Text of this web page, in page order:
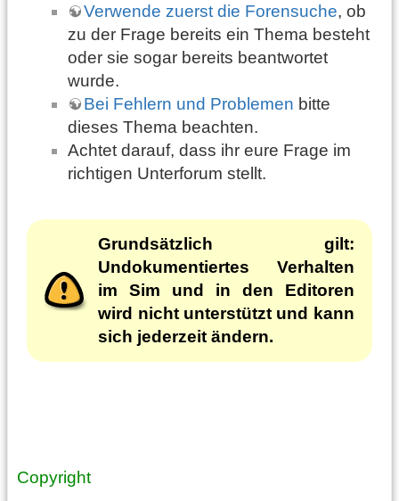
Verwende zuerst die Forensuche, ob
zu der Frage bereits ein Thema besteht
oder sie sogar bereits beantwortet
wurde.
Bei Fehlern und Problemen bitte
dieses Thema beachten.
Achtet darauf, dass ihr eure Frage im
richtigen Unterforum stellt.
Grundsätzlich gilt:
Undokumentiertes Verhalten
im Sim und in den Editoren
wird nicht unterstützt und kann
sich jederzeit ändern.
Copyright